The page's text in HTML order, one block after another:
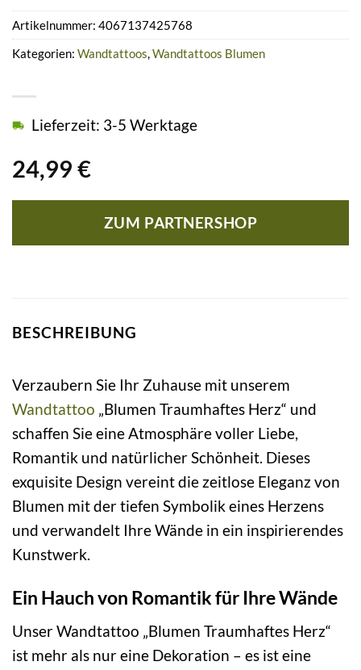
24,99 €
Lieferzeit: 3-5 Werktage
ZUM PARTNERSHOP
Artikelnummer: 4067137425768
Kategorien: Wandtattoos,Wandtattoos Blumen
BESCHREIBUNG
Verzaubern Sie Ihr Zuhause mit unserem
Wandtattoo „Blumen Traumhaftes Herz“ und
schaffen Sie eine Atmosphäre voller Liebe,
Romantik und natürlicher Schönheit. Dieses
exquisite Design vereint die zeitlose Eleganz von
Blumen mit der tiefen Symbolik eines Herzens
und verwandelt Ihre Wände in ein inspirierendes
Kunstwerk.
Ein Hauch von Romantik für Ihre Wände
Unser Wandtattoo „Blumen Traumhaftes Herz“
ist mehr als nur eine Dekoration – es ist eine